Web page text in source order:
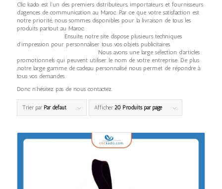
Clic kado est l’un des premiers distributeurs, importateurs et fournisseurs
d’agences de communication au Maroc. Par ce que votre satisfaction est
notre priorité, nous sommes disponibles pour la livraison de tous les
produits partout au Maroc.
Ensuite, notre site dispose plusieurs techniques
d’impression pour personnaliser tous vos objets publicitaires.
Nous avons une large sélection d’articles
promotionnels qui peuvent utiliser le nom de votre entreprise. De plus
,notre large gamme de cadeau personnalisé nous permet de répondre à
tous vos demandes.
Donc n’hésitez pas de nous contactez.
Trier par Par défaut Afficher 20 Produits par page